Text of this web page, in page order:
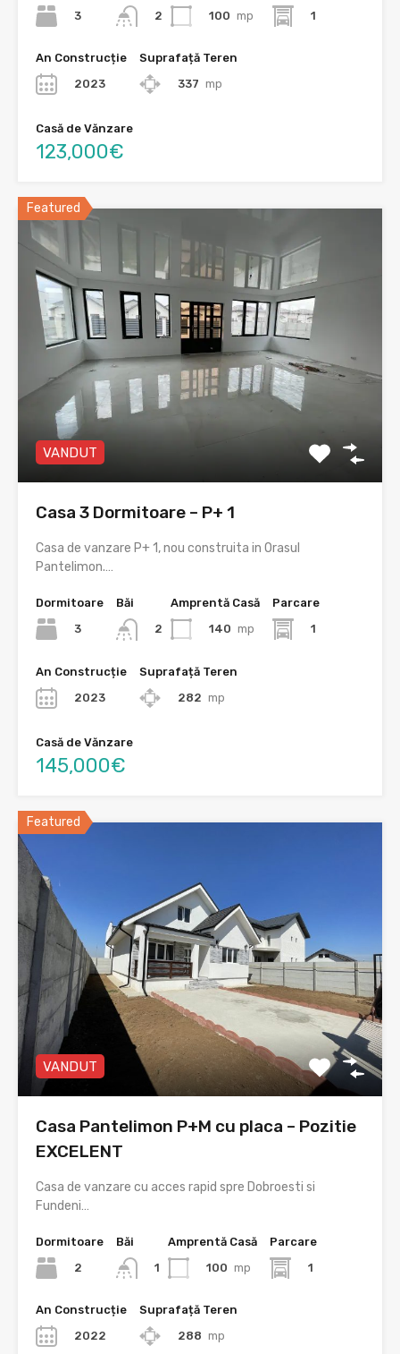
3
2
100 mp
1
An Construcție
2023
Suprafață Teren
337 mp
Casă de Vănzare
123,000€
Featured
VANDUT
Casa 3 Dormitoare – P+ 1
Casa de vanzare P+ 1, nou construita in Orasul
Pantelimon.…
Dormitoare
3
Băi
2
Amprentă Casă
140 mp
Parcare
1
An Construcție
2023
Suprafață Teren
282 mp
Casă de Vănzare
145,000€
Featured
VANDUT
Casa Pantelimon P+M cu placa – Pozitie
EXCELENT
Casa de vanzare cu acces rapid spre Dobroesti si
Fundeni…
Dormitoare
2
Băi
1
Amprentă Casă
100 mp
Parcare
1
An Construcție
2022
Suprafață Teren
288 mp